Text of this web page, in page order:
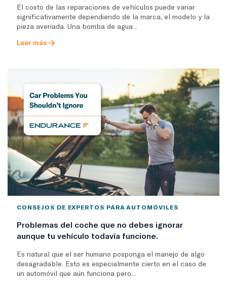
El costo de las reparaciones de vehículos puede variar
significativamente dependiendo de la marca, el modelo y la
pieza averiada. Una bomba de agua...
Leer más
CONSEJOS DE EXPERTOS PARA AUTOMÓVILES
Problemas del coche que no debes ignorar
aunque tu vehículo todavía funcione.
Es natural que el ser humano posponga el manejo de algo
desagradable. Esto es especialmente cierto en el caso de
un automóvil que aún funciona pero...